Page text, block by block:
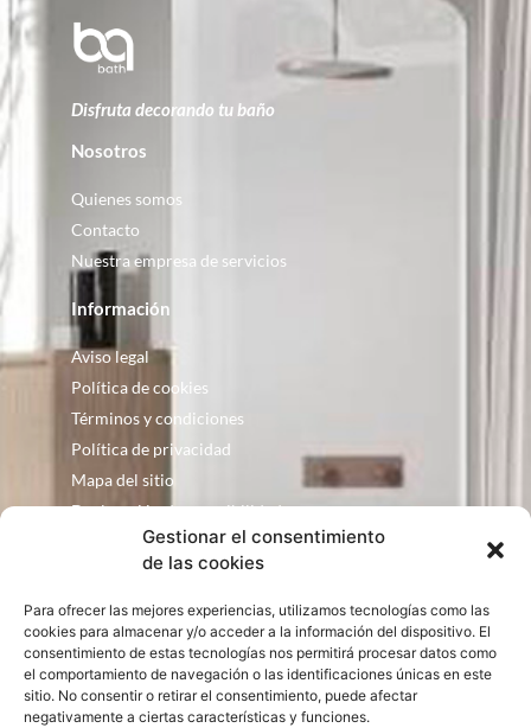
Gestionar el consentimiento
de las cookies
Para ofrecer las mejores experiencias, utilizamos tecnologías como las
cookies para almacenar y/o acceder a la información del dispositivo. El
consentimiento de estas tecnologías nos permitirá procesar datos como
el comportamiento de navegación o las identificaciones únicas en este
sitio. No consentir o retirar el consentimiento, puede afectar
negativamente a ciertas características y funciones.
Disfruta decorando tu baño
Nosotros
Quienes somos
Contacto
Nuestra empresa de servicios
Información
Aviso legal
Política de cookies
Términos y condiciones
Política de privacidad
Mapa del sitio
Declaración de accesibilidad
Contacto
Fontanería Baquero
C/ Justo Zoco, 36 Ejea de los Caballeros
Zaragoza – España
consultas@bqbath.es
693 21 32 44